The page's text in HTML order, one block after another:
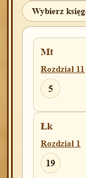
10
Rozdział 67
Rozdział 95
Pss
Rozdział 11
Mt
Rozdział 11
5
Łk
Rozdział 1
19